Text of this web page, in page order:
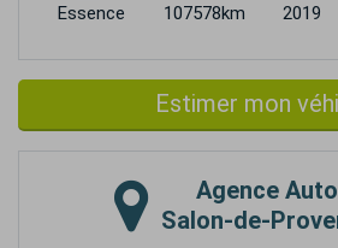
Essence 107578km 2019
Estimer mon
Agence
Salon-de-